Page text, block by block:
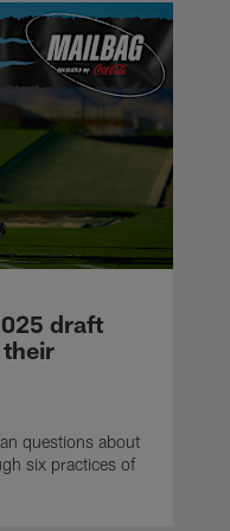
draft
their
questions about
six practices of